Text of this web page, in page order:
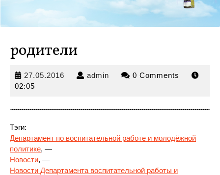
родители
27.05.2016 27.05.2016
admin admin 0 Comments
02:05
Тэги:
Департамент по воспитательной работе и молодёжной
политике, —
Новости, —
Новости Департамента воспитательной работы и